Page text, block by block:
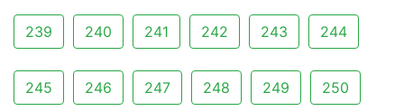
239 240 241 242 243 244
245 246 247 248 249 250